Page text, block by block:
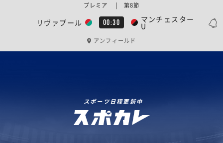
リヴァプール 00:30 マンチェスター
U
プレミア | 第8節
アンフィールド
スポーツ日程更新中